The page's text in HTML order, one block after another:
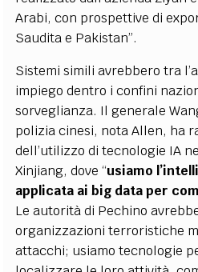
Arabi, con prospettive di
Saudita e Pakistan”.
Sistemi simili avrebbero tra
impiego dentro i confini
sorveglianza. Il generale
polizia cinesi, nota Allen, ha
dell’utilizzo di tecnologie IA
Xinjiang, dove “usiamo
applicata ai big data per
Le autorità di Pechino
organizzazioni terroristiche
attacchi; usiamo tecnologie